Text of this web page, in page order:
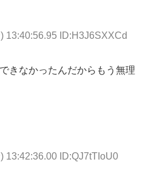
13:40:56.95 ID:H3J6SXXCd
きなかったんだからもう無理
13:42:36.00 ID:QJ7tTIoU0